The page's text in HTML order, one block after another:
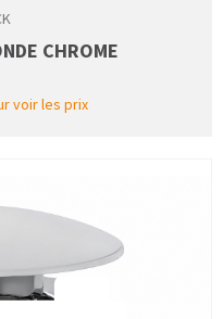
CHROME
voir les prix